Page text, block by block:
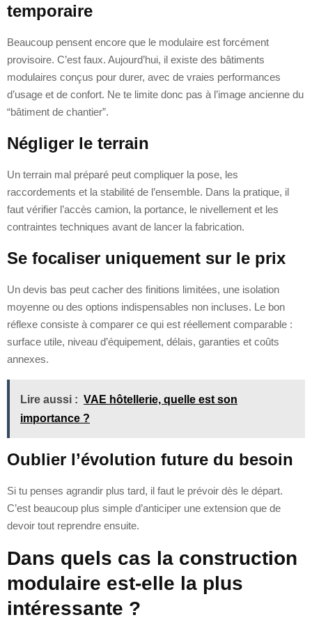
temporaire
Beaucoup pensent encore que le modulaire est forcément
provisoire. C’est faux. Aujourd’hui, il existe des bâtiments
modulaires conçus pour durer, avec de vraies performances
d’usage et de confort. Ne te limite donc pas à l’image ancienne du
“bâtiment de chantier”.
Négliger le terrain
Un terrain mal préparé peut compliquer la pose, les
raccordements et la stabilité de l’ensemble. Dans la pratique, il
faut vérifier l’accès camion, la portance, le nivellement et les
contraintes techniques avant de lancer la fabrication.
Se focaliser uniquement sur le prix
Un devis bas peut cacher des finitions limitées, une isolation
moyenne ou des options indispensables non incluses. Le bon
réflexe consiste à comparer ce qui est réellement comparable :
surface utile, niveau d’équipement, délais, garanties et coûts
annexes.
Lire aussi : VAE hôtellerie, quelle est son
importance ?
Oublier l’évolution future du besoin
Si tu penses agrandir plus tard, il faut le prévoir dès le départ.
C’est beaucoup plus simple d’anticiper une extension que de
devoir tout reprendre ensuite.
Dans quels cas la construction
modulaire est-elle la plus
intéressante ?